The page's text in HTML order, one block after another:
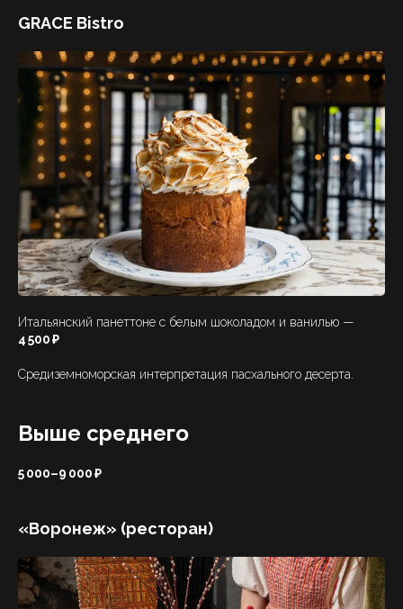
GRACE Bistro
Итальянский панеттоне с белым шоколадом и ванилью —
4 500 ₽
Средиземноморская интерпретация пасхального десерта.
Выше среднего
5 000–9 000 ₽
«Воронеж» (ресторан)